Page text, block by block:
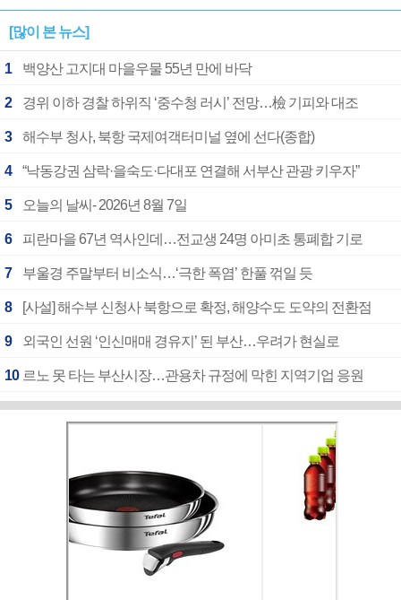
[많이 본 뉴스]
1 백양산 고지대 마을우물 55년 만에 바닥
2 경위 이하 경찰 하위직 ‘중수청 러시’ 전망…檢 기피와 대조
3 해수부 청사, 북항 국제여객터미널 옆에 선다(종합)
4 “낙동강권 삼락·을숙도·다대포 연결해 서부산 관광 키우자”
5 오늘의 날씨- 2026년 8월 7일
6 피란마을 67년 역사인데…전교생 24명 아미초 통폐합 기로
7 부울경 주말부터 비소식…‘극한 폭염’ 한풀 꺾일 듯
8 [사설] 해수부 신청사 북항으로 확정, 해양수도 도약의 전환점
9 외국인 선원 ‘인신매매 경유지’ 된 부산…우려가 현실로
10 르노 못 타는 부산시장…관용차 규정에 막힌 지역기업 응원